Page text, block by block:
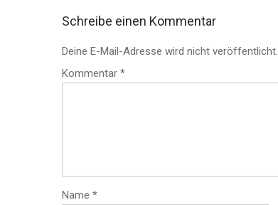
Schreibe einen Kommentar
Deine E-Mail-Adresse wird nicht veröffentlicht.
Kommentar *
Name *